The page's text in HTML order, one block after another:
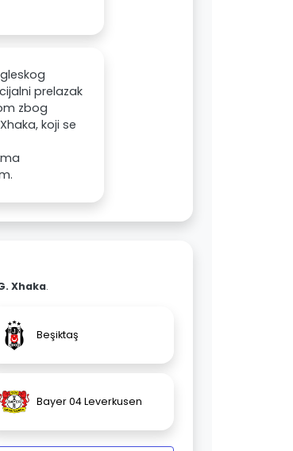
prelazak
zbog
koji se
Xhaka.
Beşiktaş
Bayer 04 Leverkusen